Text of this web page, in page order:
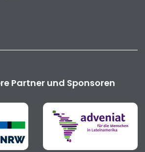
Partner und Sponsoren